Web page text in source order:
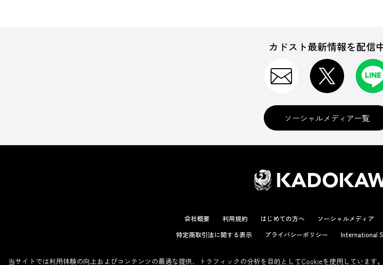
カドスト最新情報を配信
ソーシャルメディア一覧
会社概要 利用規約 はじめての方へ ソーシャルメディア
特定商取引法に関する表示
プライバシーポリシー International
当サイトでは利用体験の向上およびコンテンツの最適な提供、トラフィックの分析を目的としてCookieを使用しています。